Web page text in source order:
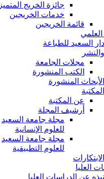
جائزة الخريج المتميز
خدمات الخريجين
قائمة الخريجين
دار السعيد للطباعة
والنشر
مجلات الجامعة
الكتب المنشورة
الأبحاث المنشورة
المكتبة
عن المكتبة
أرشيف المجلة
مجلة جامعة السعيد
للعلوم الإنسانية
مجلة جامعة السعيد
للعلوم التطبيقية
الابتكارات
العليا
نبذه عن الدراسات العليا